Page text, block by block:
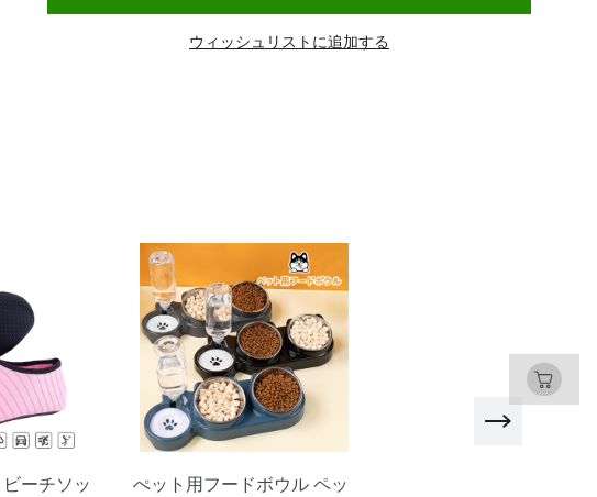
ウィッシュリストに追加する
ぺット用フードボウル ペッ